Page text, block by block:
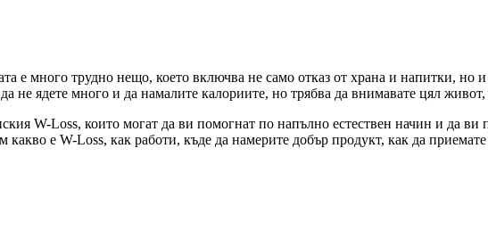
е много трудно нещо, което включва не само отказ от храна и напитки, но
не ядете много и да намалите калориите, но трябва да внимавате цял живот,
W-Loss, които могат да ви помогнат по напълно естествен начин и да ви
е W-Loss, как работи, къде да намерите добър продукт, как да